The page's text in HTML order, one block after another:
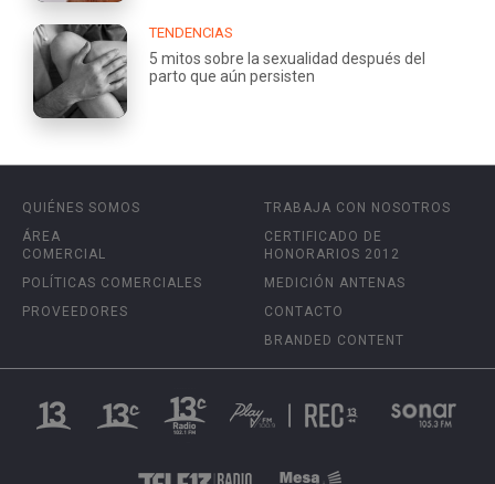
TENDENCIAS
5 mitos sobre la sexualidad después del
parto que aún persisten
QUIÉNES SOMOS
ÁREA
COMERCIAL
POLÍTICAS COMERCIALES
PROVEEDORES
TRABAJA CON NOSOTROS
CERTIFICADO DE
HONORARIOS 2012
MEDICIÓN ANTENAS
CONTACTO
BRANDED CONTENT